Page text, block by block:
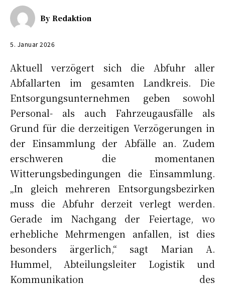
By Redaktion
5. Januar 2026
Aktuell verzögert sich die Abfuhr aller
Abfallarten im gesamten Landkreis. Die
Entsorgungsunternehmen geben sowohl
Personal- als auch Fahrzeugausfälle als
Grund für die derzeitigen Verzögerungen in
der Einsammlung der Abfälle an. Zudem
erschweren die momentanen
Witterungsbedingungen die Einsammlung.
„In gleich mehreren Entsorgungsbezirken
muss die Abfuhr derzeit verlegt werden.
Gerade im Nachgang der Feiertage, wo
erhebliche Mehrmengen anfallen, ist dies
besonders ärgerlich,“ sagt Marian A.
Hummel, Abteilungsleiter Logistik und
Kommunikation des